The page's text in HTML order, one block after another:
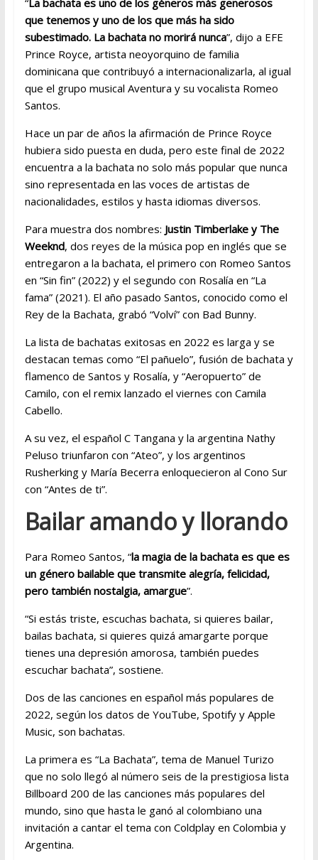
“La bachata es uno de los géneros más generosos
que tenemos y uno de los que más ha sido
subestimado. La bachata no morirá nunca”, dijo a EFE
Prince Royce, artista neoyorquino de familia
dominicana que contribuyó a internacionalizarla, al igual
que el grupo musical Aventura y su vocalista Romeo
Santos.
Hace un par de años la afirmación de Prince Royce
hubiera sido puesta en duda, pero este final de 2022
encuentra a la bachata no solo más popular que nunca
sino representada en las voces de artistas de
nacionalidades, estilos y hasta idiomas diversos.
Para muestra dos nombres: Justin Timberlake y The
Weeknd, dos reyes de la música pop en inglés que se
entregaron a la bachata, el primero con Romeo Santos
en “Sin fin” (2022) y el segundo con Rosalía en “La
fama” (2021). El año pasado Santos, conocido como el
Rey de la Bachata, grabó “Volví” con Bad Bunny.
La lista de bachatas exitosas en 2022 es larga y se
destacan temas como “El pañuelo”, fusión de bachata y
flamenco de Santos y Rosalía, y “Aeropuerto” de
Camilo, con el remix lanzado el viernes con Camila
Cabello.
A su vez, el español C Tangana y la argentina Nathy
Peluso triunfaron con “Ateo”, y los argentinos
Rusherking y María Becerra enloquecieron al Cono Sur
con “Antes de ti”.
Bailar amando y llorando
Para Romeo Santos, “la magia de la bachata es que es
un género bailable que transmite alegría, felicidad,
pero también nostalgia, amargue”.
“Si estás triste, escuchas bachata, si quieres bailar,
bailas bachata, si quieres quizá amargarte porque
tienes una depresión amorosa, también puedes
escuchar bachata”, sostiene.
Dos de las canciones en español más populares de
2022, según los datos de YouTube, Spotify y Apple
Music, son bachatas.
La primera es “La Bachata”, tema de Manuel Turizo
que no solo llegó al número seis de la prestigiosa lista
Billboard 200 de las canciones más populares del
mundo, sino que hasta le ganó al colombiano una
invitación a cantar el tema con Coldplay en Colombia y
Argentina.